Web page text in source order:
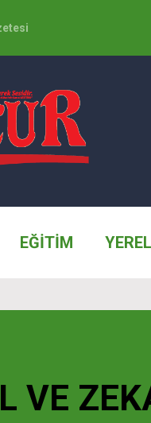
EĞİTİM YEREL
VE